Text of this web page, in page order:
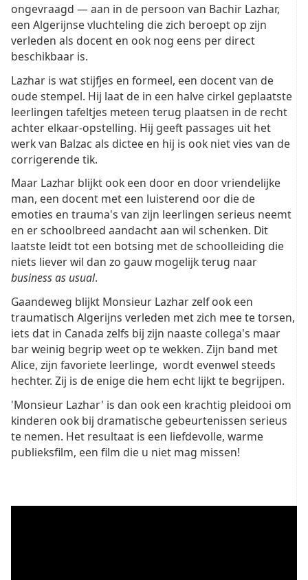
ongevraagd — aan in de persoon van Bachir Lazhar,
een Algerijnse vluchteling die zich beroept op zijn
verleden als docent en ook nog eens per direct
beschikbaar is.
Lazhar is wat stijfjes en formeel, een docent van de
oude stempel. Hij laat de in een halve cirkel geplaatste
leerlingen tafeltjes meteen terug plaatsen in de recht
achter elkaar-opstelling. Hij geeft passages uit het
werk van Balzac als dictee en hij is ook niet vies van de
corrigerende tik.
Maar Lazhar blijkt ook een door en door vriendelijke
man, een docent met een luisterend oor die de
emoties en trauma's van zijn leerlingen serieus neemt
en er schoolbreed aandacht aan wil schenken. Dit
laatste leidt tot een botsing met de schoolleiding die
niets liever wil dan zo gauw mogelijk terug naar
business as usual.
Gaandeweg blijkt Monsieur Lazhar zelf ook een
traumatisch Algerijns verleden met zich mee te torsen,
iets dat in Canada zelfs bij zijn naaste collega's maar
bar weinig begrip weet op te wekken. Zijn band met
Alice, zijn favoriete leerlinge, wordt evenwel steeds
hechter. Zij is de enige die hem echt lijkt te begrijpen.
'Monsieur Lazhar' is dan ook een krachtig pleidooi om
kinderen ook bij dramatische gebeurtenissen serieus
te nemen. Het resultaat is een liefdevolle, warme
publieksfilm, een film die u niet mag missen!